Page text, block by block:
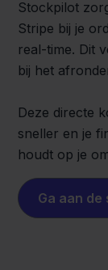
Stockpilot
Stripe bij je
real-time. Dit
bij het
Deze directe
sneller en je
houdt op je
Ga aan de